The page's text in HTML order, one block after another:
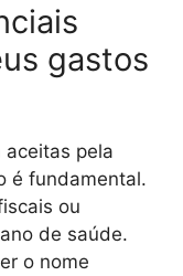
gastos
aceitas pela
é fundamental.
ou
de saúde.
o nome